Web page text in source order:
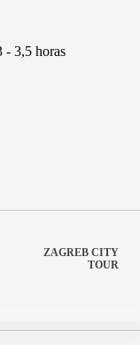
- 3,5 horas
ZAGREB CITY
TOUR